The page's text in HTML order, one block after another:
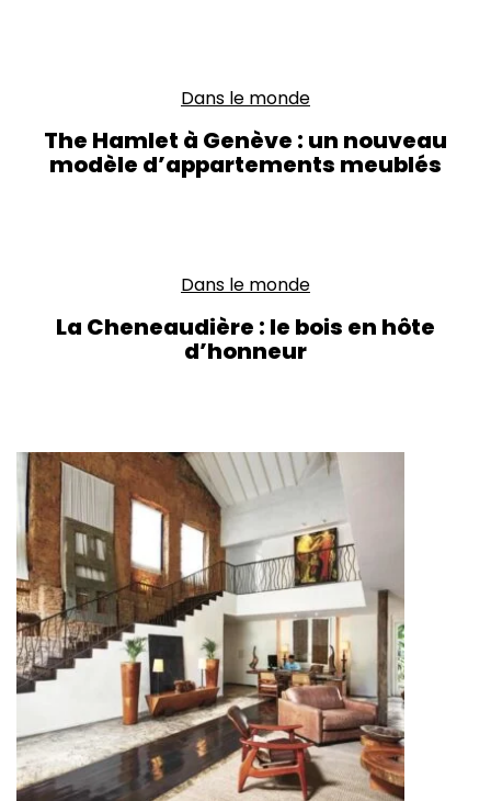
Dans le monde
The Hamlet à Genève : un nouveau
modèle d’appartements meublés
Dans le monde
La Cheneaudière : le bois en hôte
d’honneur